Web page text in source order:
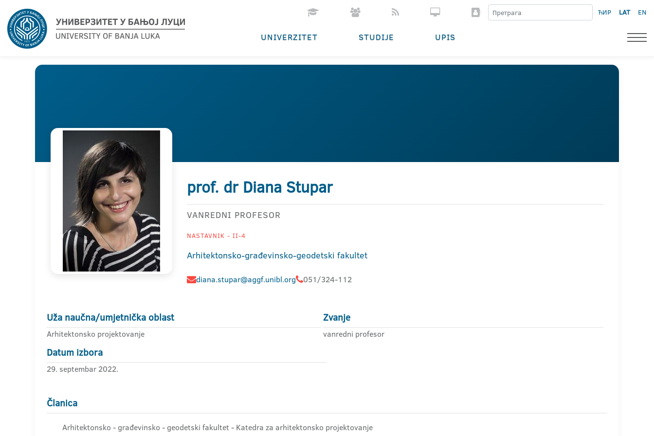
ЋИР LAT EN
UNIVERZITET STUDIJE UPIS
prof. dr Diana Stupar
VANREDNI PROFESOR
NASTAVNIK - II-4
Arhitektonsko-građevinsko-geodetski fakultet
diana.stupar@aggf.unibl.org 051/324-112
Uža naučna/umjetnička oblast
Arhitektonsko projektovanje
Zvanje
vanredni profesor
Datum izbora
29. septembar 2022.
Članica
Arhitektonsko - građevinsko - geodetski fakultet - Katedra za arhitektonsko projektovanje